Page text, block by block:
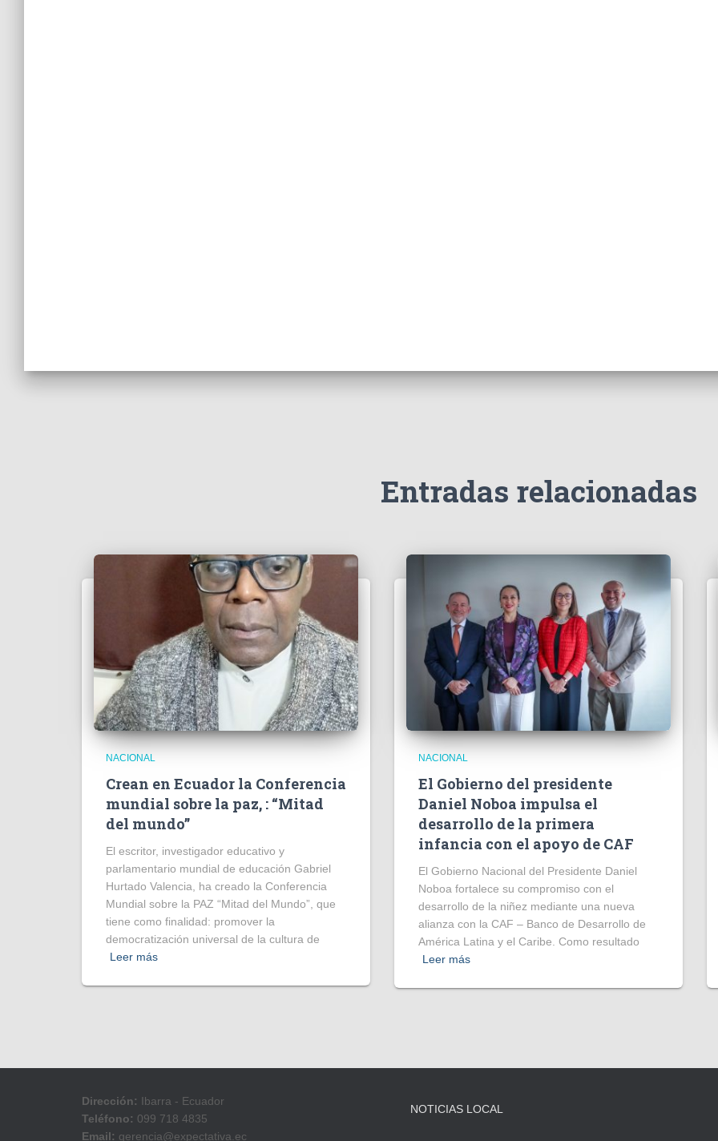
Entradas relacionadas
NACIONAL
Crean en Ecuador la Conferencia
mundial sobre la paz, : “Mitad
del mundo”
El escritor, investigador educativo y
parlamentario mundial de educación Gabriel
Hurtado Valencia, ha creado la Conferencia
Mundial sobre la PAZ “Mitad del Mundo”, que
tiene como finalidad: promover la
democratización universal de la cultura de
Leer más
NACIONAL
El Gobierno del presidente
Daniel Noboa impulsa el
desarrollo de la primera
infancia con el apoyo de CAF
El Gobierno Nacional del Presidente Daniel
Noboa fortalece su compromiso con el
desarrollo de la niñez mediante una nueva
alianza con la CAF – Banco de Desarrollo de
América Latina y el Caribe. Como resultado
Leer más
Dirección: Ibarra - Ecuador
Teléfono: 099 718 4835
Email: gerencia@expectativa.ec
NOTICIAS LOCAL